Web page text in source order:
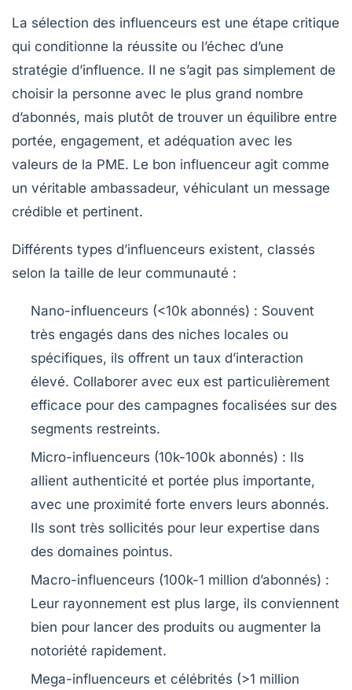
La sélection des influenceurs est une étape critique
qui conditionne la réussite ou l’échec d’une
stratégie d’influence. Il ne s’agit pas simplement de
choisir la personne avec le plus grand nombre
d’abonnés, mais plutôt de trouver un équilibre entre
portée, engagement, et adéquation avec les
valeurs de la PME. Le bon influenceur agit comme
un véritable ambassadeur, véhiculant un message
crédible et pertinent.
Différents types d’influenceurs existent, classés
selon la taille de leur communauté :
Nano-influenceurs (<10k abonnés) : Souvent
très engagés dans des niches locales ou
spécifiques, ils offrent un taux d’interaction
élevé. Collaborer avec eux est particulièrement
efficace pour des campagnes focalisées sur des
segments restreints.
Micro-influenceurs (10k-100k abonnés) : Ils
allient authenticité et portée plus importante,
avec une proximité forte envers leurs abonnés.
Ils sont très sollicités pour leur expertise dans
des domaines pointus.
Macro-influenceurs (100k-1 million d’abonnés) :
Leur rayonnement est plus large, ils conviennent
bien pour lancer des produits ou augmenter la
notoriété rapidement.
Mega-influenceurs et célébrités (>1 million